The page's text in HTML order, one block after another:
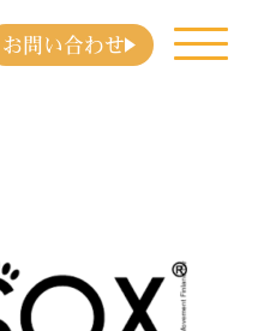
お問い合わせ